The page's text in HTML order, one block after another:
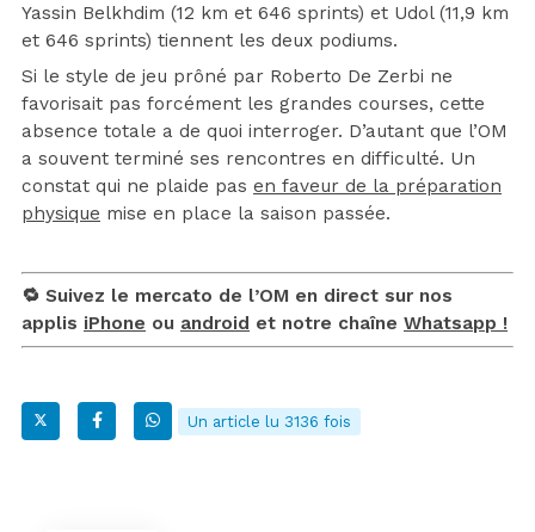
Yassin Belkhdim (12 km et 646 sprints) et Udol (11,9 km
et 646 sprints) tiennent les deux podiums.
Si le style de jeu prôné par Roberto De Zerbi ne
favorisait pas forcément les grandes courses, cette
absence totale a de quoi interroger. D’autant que l’OM
a souvent terminé ses rencontres en difficulté. Un
constat qui ne plaide pas en faveur de la préparation
physique mise en place la saison passée.
🔁 Suivez le mercato de l’OM en direct sur nos
applis iPhone ou android et notre chaîne Whatsapp !
Un article lu 3136 fois